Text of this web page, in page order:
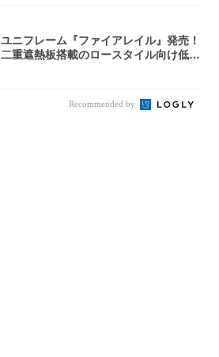
ユニフレーム『ファイアレイル』発売！
二重遮熱板搭載のロースタイル向け低型
Recommended by